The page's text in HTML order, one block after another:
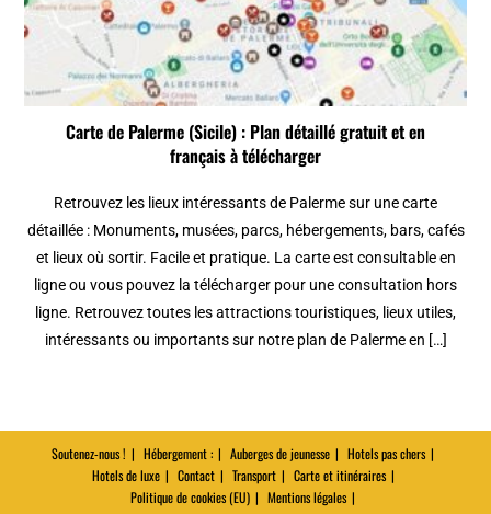
Carte de Palerme (Sicile) : Plan détaillé gratuit et en
français à télécharger
Retrouvez les lieux intéressants de Palerme sur une carte
détaillée : Monuments, musées, parcs, hébergements, bars, cafés
et lieux où sortir. Facile et pratique. La carte est consultable en
ligne ou vous pouvez la télécharger pour une consultation hors
ligne. Retrouvez toutes les attractions touristiques, lieux utiles,
intéressants ou importants sur notre plan de Palerme en […]
Soutenez-nous ! Hébergement : Auberges de jeunesse
Hotels pas chers
Hotels de luxe
Contact Transport
Carte et itinéraires
Politique de cookies (EU)
Mentions légales